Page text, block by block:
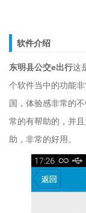
软件介绍
东明县公交e出行这
个软件当中的功能
国，体验感非常的
常的有帮助的，并
助，非常的好用。